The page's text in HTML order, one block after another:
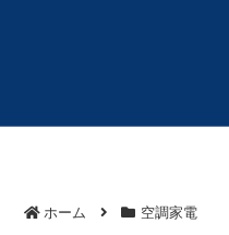
ホーム 空調家電